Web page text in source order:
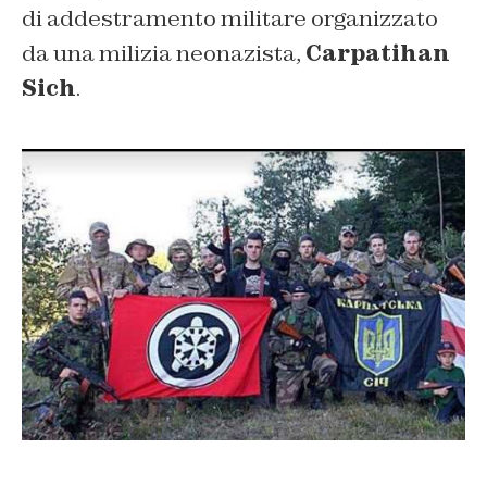
di addestramento militare organizzato
da una milizia neonazista, Carpatihan
Sich.